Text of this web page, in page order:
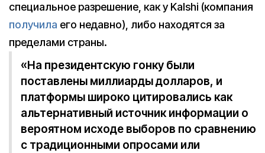
специальное разрешение, как у Kalshi (компания
получила его недавно), либо находятся за
пределами страны.
«На президентскую гонку были
поставлены миллиарды долларов, и
платформы широко цитировались как
альтернативный источник информации о
вероятном исходе выборов по сравнению
с традиционными опросами или